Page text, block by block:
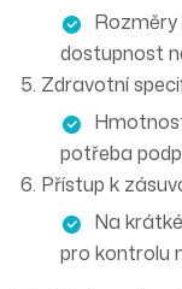
Rozměry
dostupnost
Zdravotní
potřeba
Přístup k
Na
pro kontrolu